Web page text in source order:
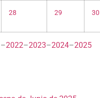
28 29 30
–2022–2023–2024–2025